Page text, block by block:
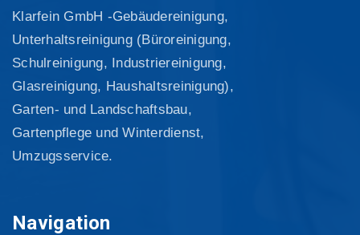
Klarfein GmbH -Gebäudereinigung,
Unterhaltsreinigung (Büroreinigung,
Schulreinigung, Industriereinigung,
Glasreinigung, Haushaltsreinigung),
Garten- und Landschaftsbau,
Gartenpflege und Winterdienst,
Umzugsservice.
Navigation